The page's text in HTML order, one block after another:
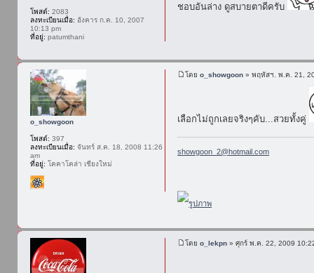
ชอบอันล่าง ดูสบายตาดีครับ
โพสต์: 2083
ลงทะเบียนเมื่อ: อังคาร ก.ค. 10, 2007
10:13 pm
ที่อยู่: patumthani
โดยo_showgoon » พฤหัสฯ. พ.ค. 21,
เลือกไม่ถูกเลยจริงๆคับ...สวยทั้งคู่
showgoon_2@hotmail.com
o_showgoon
โพสต์: 397
ลงทะเบียนเมื่อ: จันทร์ ส.ค. 18, 2008 11:26
am
ที่อยู่: โคคาโคล่า เชียงใหม่
โดยo_lekpn » ศุกร์ พ.ค. 22, 2009